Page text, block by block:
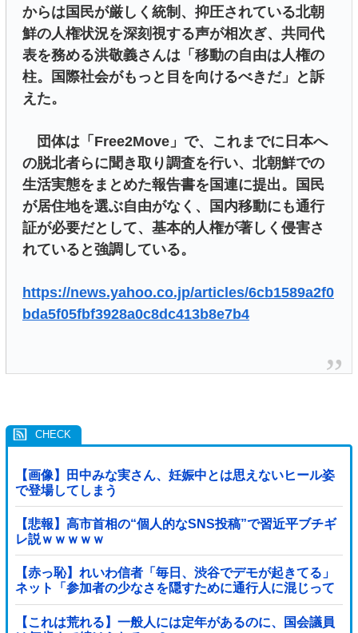
からは国民が厳しく統制、抑圧されている北朝
鮮の人権状況を深刻視する声が相次ぎ、共同代
表を務める洪敬義さんは「移動の自由は人権の
柱。国際社会がもっと目を向けるべきだ」と訴
えた。
団体は「Free2Move」で、これまでに日本へ
の脱北者らに聞き取り調査を行い、北朝鮮での
生活実態をまとめた報告書を国連に提出。国民
が居住地を選ぶ自由がなく、国内移動にも通行
証が必要だとして、基本的人権が著しく侵害さ
れていると強調している。
https://news.yahoo.co.jp/articles/6cb1589a2f0
bda5f05fbf3928a0c8dc413b8e7b4
【画像】田中みな実さん、妊娠中とは思えないヒール姿
で登場してしまう
【悲報】高市首相の“個人的なSNS投稿”で習近平ブチギ
レ説ｗｗｗｗｗ
【赤っ恥】れいわ信者「毎日、渋谷でデモが起きてる」
ネット「参加者の少なさを隠すために通行人に混じって
るのリプ欄でバラされてて草」
【これは荒れる】一般人には定年があるのに、国会議員